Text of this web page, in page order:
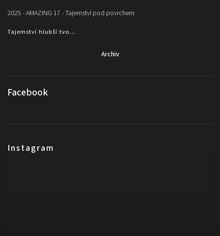
2025 - AMAZING 17 - Tajemství pod povrchem
Tajemství hlubší tvo...
Archiv
Facebook
Instagram